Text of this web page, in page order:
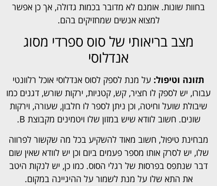
בחוות שונות. אומנם לא מדובר בכמות גדולה, אך כן אפשר
למצוא אנשים שמחזיקים בהם.
מצב בריאותי של סוס ספרדי מסוג
אנדלוסי
תזונה וטיפול: על מנת לספק לסוס אנדלוסי אוכל רלוונטי
עבורו, יש לספק לו חציר, קש, קטניות, ירקות שורש, דגנים כמו
שיבולת שועל וחיטה, וכן ניתן לספר לו חלבון, שעורה, וירקות
שונים. חשוב לוודא שיש במזון שלו ויטמינים מקבוצת B.
מבחינת טיפול, חשוב מאוד להשקיע בכל מה שקשור לפרווה
שלו, יש לסרק אותו מספר פעמים ביום וכן יש לוודא שאין שום
דבר שנתפס בפרסות של רגלי הסוס. כמו כן, יש לנקות היטב
את התא שלו על מנת לשמור על ההיגיינה במקום.